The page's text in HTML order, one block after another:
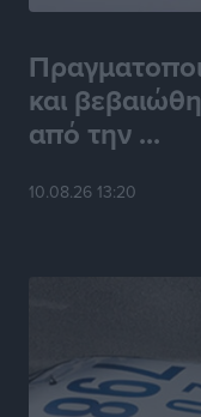
και
από την ...
10.08.26 13:20